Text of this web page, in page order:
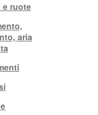
e ruote
aria